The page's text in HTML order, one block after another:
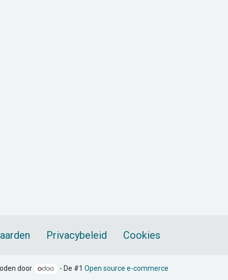
Privacybeleid Cookies
door - De #1 Open source e-commerce